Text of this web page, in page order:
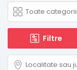
Filtre